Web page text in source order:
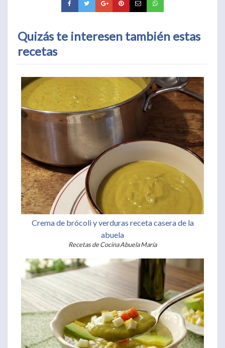
Quizás te interesen también estas
recetas
Crema de brócoli y verduras receta casera de la
abuela
Recetas de Cocina Abuela María